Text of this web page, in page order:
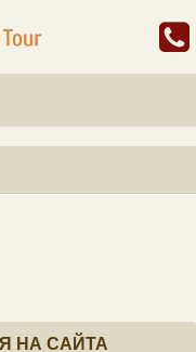
НА САЙТА